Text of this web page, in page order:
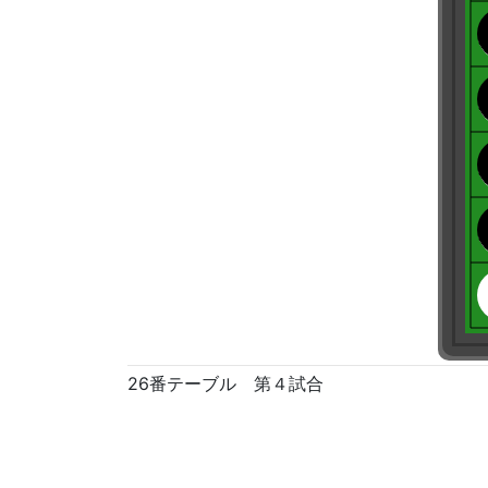
26番テーブル 第４試合